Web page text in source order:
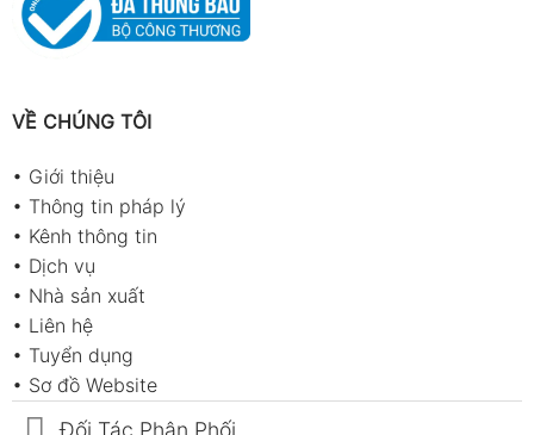
VỀ CHÚNG TÔI
• Giới thiệu
• Thông tin pháp lý
• Kênh thông tin
• Dịch vụ
• Nhà sản xuất
• Liên hệ
• Tuyển dụng
• Sơ đồ Website